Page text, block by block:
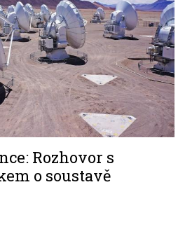
Rozhovor s
o soustavě